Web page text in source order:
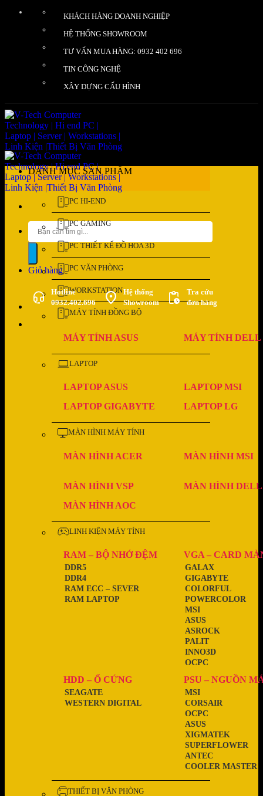
KHÁCH HÀNG DOANH NGHIỆP
HỆ THỐNG SHOWROOM
TƯ VẤN MUA HÀNG: 0932 402 696
TIN CÔNG NGHỆ
XÂY DỰNG CẤU HÌNH
Tìm
kiếm:
Giỏ hàng
Hotline
0932.402.696
Hệ thống
Showroom
Tra cứu
đơn hàng
DANH MỤC SẢN PHẨM
PC HI-END
PC GAMING
PC THIẾT KẾ ĐỒ HỌA 3D
PC VĂN PHÒNG
WORKSTATION
MÁY TÍNH ĐỒNG BỘ
MÁY TÍNH ASUS MÁY TÍNH DELL
LAPTOP
LAPTOP ASUS
LAPTOP MSI
LAPTOP GIGABYTE
LAPTOP LG
MÀN HÌNH MÁY TÍNH
MÀN HÌNH ACER MÀN HÌNH MSI
MÀN HÌNH VSP
MÀN HÌNH DELL
MÀN HÌNH AOC
LINH KIỆN MÁY TÍNH
RAM – BỘ NHỚ ĐỆM
RAM LAPTOP
RAM ECC – SEVER
DDR4
DDR5
VGA – CARD
OCPC
INNO3D
PALIT
ASROCK
ASUS
MSI
POWERCOLOR
COLORFUL
GIGABYTE
GALAX
HDD – Ổ CỨNG
WESTERN DIGITAL
SEAGATE
PSU – NGUỒN
COOLER MASTER
ANTEC
SUPERFLOWER
XIGMATEK
ASUS
OCPC
CORSAIR
MSI
THIẾT BỊ VĂN PHÒNG